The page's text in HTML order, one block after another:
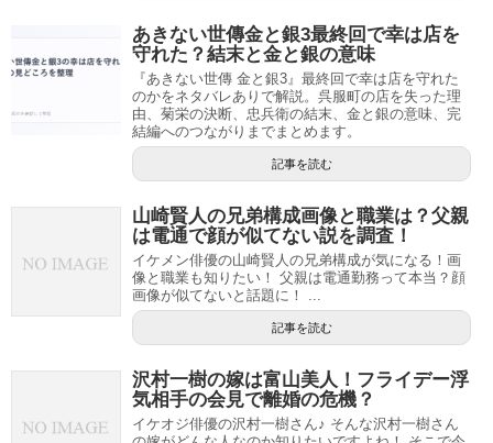
あきない世傳金と銀3最終回で幸は店を
守れた？結末と金と銀の意味
『あきない世傳 金と銀3』最終回で幸は店を守れた
のかをネタバレありで解説。呉服町の店を失った理
由、菊栄の決断、忠兵衛の結末、金と銀の意味、完
結編へのつながりまでまとめます。
記事を読む
山崎賢人の兄弟構成画像と職業は？父親
は電通で顔が似てない説を調査！
イケメン俳優の山崎賢人の兄弟構成が気になる！画
像と職業も知りたい！ 父親は電通勤務って本当？顔
画像が似てないと話題に！ ...
記事を読む
沢村一樹の嫁は富山美人！フライデー浮
気相手の会見で離婚の危機？
イケオジ俳優の沢村一樹さん♪ そんな沢村一樹さん